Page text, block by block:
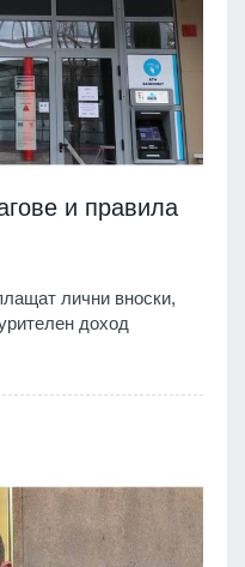
и правила
лични вноски,
доход